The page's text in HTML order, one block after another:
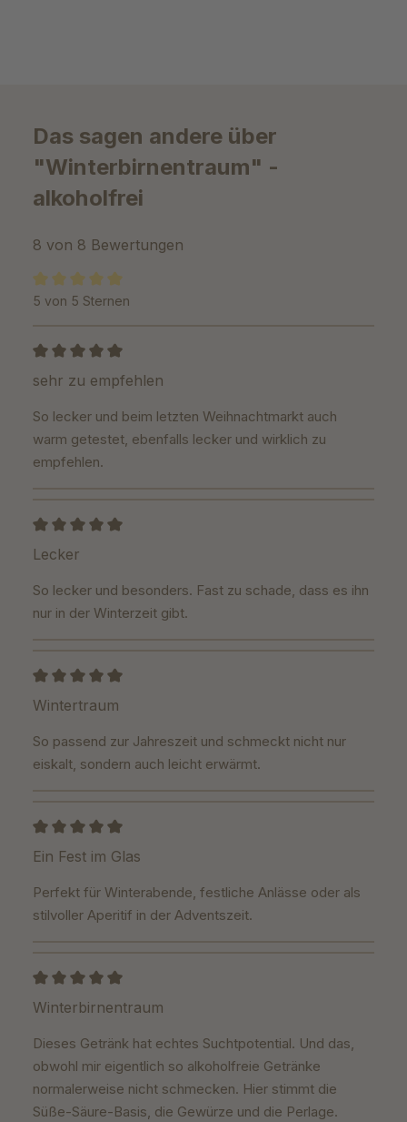
Das sagen andere über
"Winterbirnentraum" -
alkoholfrei
8 von 8 Bewertungen
Durchschnittliche Bewertung von 5 von 5 Sternen
5 von 5 Sternen
Bewertung mit 5 von 5 Sternen
sehr zu empfehlen
So lecker und beim letzten Weihnachtmarkt auch
warm getestet, ebenfalls lecker und wirklich zu
empfehlen.
Bewertung mit 5 von 5 Sternen
Lecker
So lecker und besonders. Fast zu schade, dass es ihn
nur in der Winterzeit gibt.
Bewertung mit 5 von 5 Sternen
Wintertraum
So passend zur Jahreszeit und schmeckt nicht nur
eiskalt, sondern auch leicht erwärmt.
Bewertung mit 5 von 5 Sternen
Ein Fest im Glas
Perfekt für Winterabende, festliche Anlässe oder als
stilvoller Aperitif in der Adventszeit.
Bewertung mit 5 von 5 Sternen
Winterbirnentraum
Dieses Getränk hat echtes Suchtpotential. Und das,
obwohl mir eigentlich so alkoholfreie Getränke
normalerweise nicht schmecken. Hier stimmt die
Süße-Säure-Basis, die Gewürze und die Perlage.